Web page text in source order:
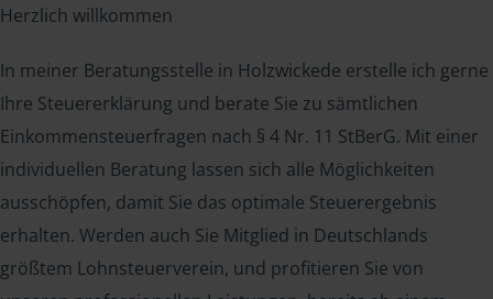
Herzlich willkommen
In meiner Beratungsstelle in Holzwickede erstelle ich gerne
Ihre Steuererklärung und berate Sie zu sämtlichen
Einkommensteuerfragen nach § 4 Nr. 11 StBerG. Mit einer
individuellen Beratung lassen sich alle Möglichkeiten
ausschöpfen, damit Sie das optimale Steuerergebnis
erhalten. Werden auch Sie Mitglied in Deutschlands
größtem Lohnsteuerverein, und profitieren Sie von